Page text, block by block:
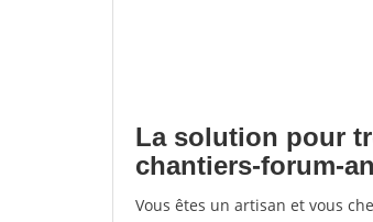
La solution pour
chantiers-forum-
Vous êtes un artisan et vous